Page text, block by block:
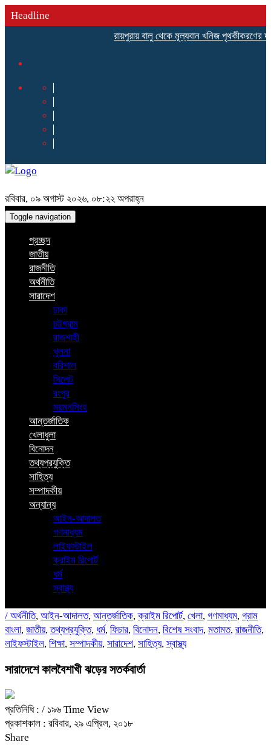
Headline
রায়পুরায় বালু থেকে মূল্যবান খনিজ পৃথকীকরণের
রবিবার, ০৯ অগাস্ট ২০২৬, ০৮:২২ অপরাহ্ন
Toggle navigation
প্রচ্ছদ
জাতীয়
রাজনীতি
অর্থনীতি
সারাদেশ
ঢাকা
চট্টগ্রাম
রাজশাহী
খুলনা
বরিশাল
সিলেট
রংপুর
ময়মনসিংহ
আন্তর্জাতিক
খেলাধুলা
বিনোদন
তথ্যপ্রযুক্তি
সাহিত্য
সম্পাদকীয়
অন্যান্য
আইন-আদালত
গণমাধ্যম
লাইফস্টাইল
ক্রাইম রিপোর্ট
ধর্ম
স্বাস্থ্য
/ অর্থনীতি, আইন-আদালত, আন্তর্জাতিক,ক্রাইম রিপোর্ট, খেলা, গণমাধ্যম, গ্রাম
বাংলা, জাতীয়,তথ্যপ্রযুক্তি, ধর্ম, ফিচার, বিনোদন, বিশেষ সংবাদ, মতামত, রাজনীতি,
লাইফস্টাইল, শিক্ষা, সম্পাদকীয়, সারাদেশ, সাহিত্য,স্বাস্থ্য
সারাদেশে কালবৈশাখী ঝড়ের সতর্কবার্তা
প্রতিনিধি : / ১৯৬ Time View
প্রকাশকাল : রবিবার, ২৯ এপ্রিল, ২০১৮
Share